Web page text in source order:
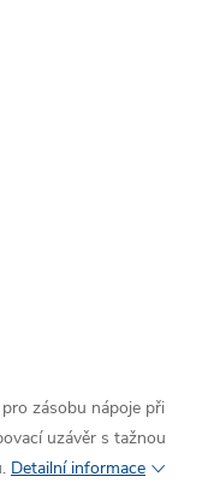
zásobu nápoje při
uzávěr s tažnou
Detailní informace